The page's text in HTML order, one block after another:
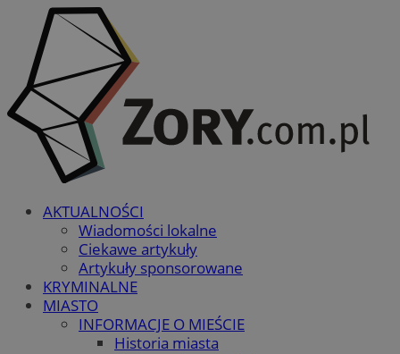
AKTUALNOŚCI
Wiadomości lokalne
Ciekawe artykuły
Artykuły sponsorowane
KRYMINALNE
MIASTO
INFORMACJE O MIEŚCIE
Historia miasta